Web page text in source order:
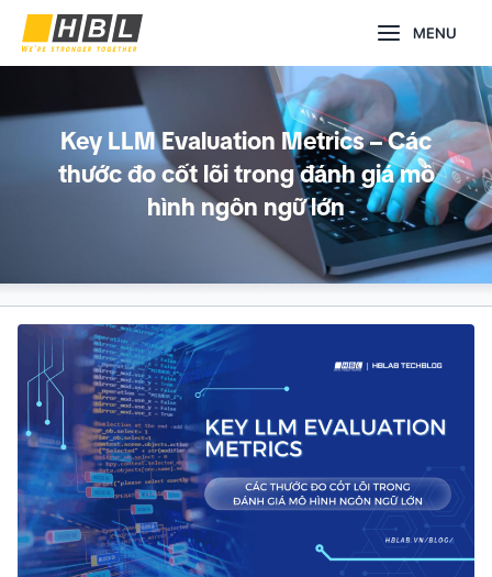
Nhảy
Main
Menu
MENU
Key LLM Evaluation Metrics – Các
thước đo cốt lõi trong đánh giá mô
hình ngôn ngữ lớn